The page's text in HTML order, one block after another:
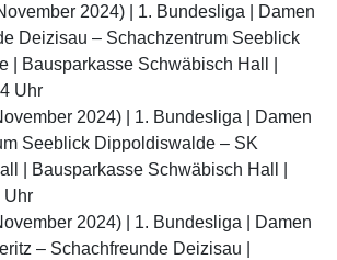
2024) | 1. Bundesliga | Damen
Deizisau – Schachzentrum Seeblick
| Bausparkasse Schwäbisch Hall |
Uhr
2024) | 1. Bundesliga | Damen
Seeblick Dippoldiswalde – SK
| Bausparkasse Schwäbisch Hall |
Uhr
2024) | 1. Bundesliga | Damen
– Schachfreunde Deizisau |